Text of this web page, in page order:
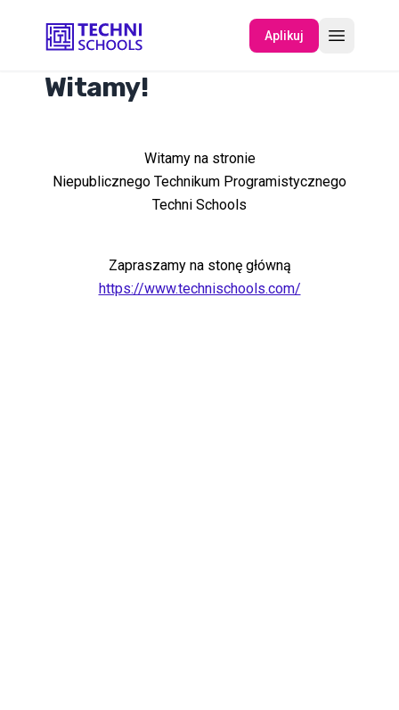
Aplikuj
WYDARZENIA
Witamy!
Witamy na stronie
Niepublicznego Technikum Programistycznego
Techni Schools
Zapraszamy na stonę główną
https://www.technischools.com/